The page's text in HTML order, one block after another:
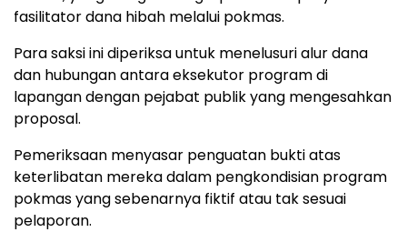
fasilitator dana hibah melalui pokmas.
Para saksi ini diperiksa untuk menelusuri alur dana
dan hubungan antara eksekutor program di
lapangan dengan pejabat publik yang mengesahkan
proposal.
Pemeriksaan menyasar penguatan bukti atas
keterlibatan mereka dalam pengkondisian program
pokmas yang sebenarnya fiktif atau tak sesuai
pelaporan.